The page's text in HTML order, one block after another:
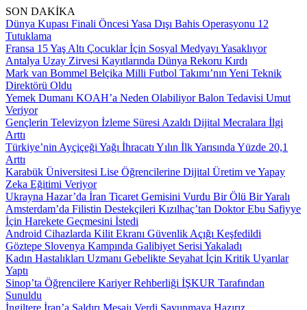
SON DAKİKA
Dünya Kupası Finali Öncesi Yasa Dışı Bahis Operasyonu 12
Tutuklama
Fransa 15 Yaş Altı Çocuklar İçin Sosyal Medyayı Yasaklıyor
Antalya Uzay Zirvesi Kayıtlarında Dünya Rekoru Kırdı
Mark van Bommel Belçika Milli Futbol Takımı’nın Yeni Teknik
Direktörü Oldu
Yemek Dumanı KOAH’a Neden Olabiliyor Balon Tedavisi Umut
Veriyor
Gençlerin Televizyon İzleme Süresi Azaldı Dijital Mecralara İlgi
Arttı
Türkiye’nin Ayçiçeği Yağı İhracatı Yılın İlk Yarısında Yüzde 20,1
Arttı
Karabük Üniversitesi Lise Öğrencilerine Dijital Üretim ve Yapay
Zeka Eğitimi Veriyor
Ukrayna Hazar’da İran Ticaret Gemisini Vurdu Bir Ölü Bir Yaralı
Amsterdam’da Filistin Destekçileri Kızılhaç’tan Doktor Ebu Safiyye
İçin Harekete Geçmesini İstedi
Android Cihazlarda Kilit Ekranı Güvenlik Açığı Keşfedildi
Göztepe Slovenya Kampında Galibiyet Serisi Yakaladı
Kadın Hastalıkları Uzmanı Gebelikte Seyahat İçin Kritik Uyarılar
Yaptı
Sinop’ta Öğrencilere Kariyer Rehberliği İŞKUR Tarafından
Sunuldu
İngiltere İran’a Saldırı Mesajı Verdi Savunmaya Hazırız